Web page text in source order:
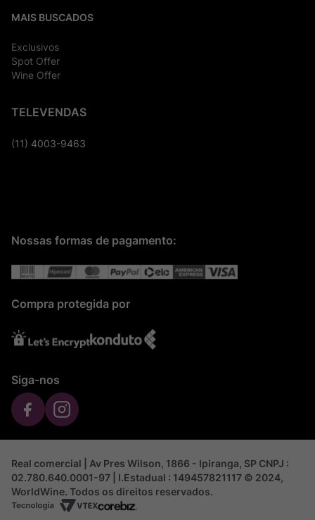
MAIS BUSCADOS
Exclusivos
Spot Offer
Wine Offer
TELEVENDAS
(11) 4003-9463
Nossas formas de pagamento:
Compra protegida por
Siga-nos
Real comercial | Av Pres Wilson, 1866 - Ipiranga, SP CNPJ :
02.780.640.0001-97 | I.Estadual : 149457821117 © 2024,
WorldWine. Todos os direitos reservados.